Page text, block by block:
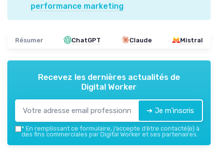
performance marketing
Résumer ChatGPT Claude Mistral
Recevez les dernières actualités de
Digital Worker
➔ Je m'inscris
* En remplissant ce formulaire, j’accepte d’être contacté(e) à
des fins commerciales par Digital Worker et ses partenaires.